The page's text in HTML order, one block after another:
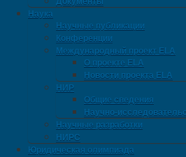
Наука
Научные публикации
Конференции
Международный проект ELA
О проекте ELA
Новости проекта ELA
НИР
Общие сведения
Научно-
Научные разработки
НИРС
Юридическая олимпиада